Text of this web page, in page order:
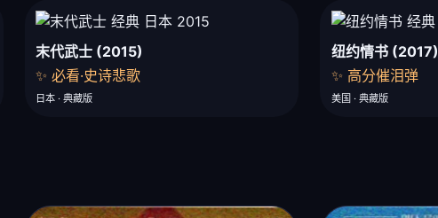
末代武士 (2015)
✨ 必看·史诗悲歌
日本 · 典藏版
纽约情书 (2017)
✨ 高分催泪弹
美国 · 典藏版